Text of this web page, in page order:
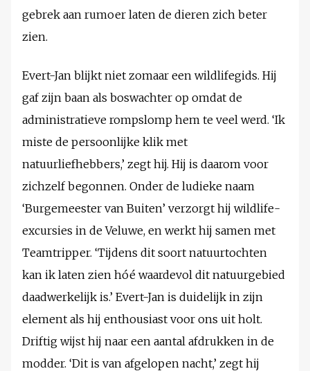
gebrek aan rumoer laten de dieren zich beter
zien.
Evert-Jan blijkt niet zomaar een wildlifegids. Hij
gaf zijn baan als boswachter op omdat de
administratieve rompslomp hem te veel werd. ‘Ik
miste de persoonlijke klik met
natuurliefhebbers,’ zegt hij. Hij is daarom voor
zichzelf begonnen. Onder de ludieke naam
‘Burgemeester van Buiten’ verzorgt hij wildlife-
excursies in de Veluwe, en werkt hij samen met
Teamtripper. ‘Tijdens dit soort natuurtochten
kan ik laten zien hóé waardevol dit natuurgebied
daadwerkelijk is.’ Evert-Jan is duidelijk in zijn
element als hij enthousiast voor ons uit holt.
Driftig wijst hij naar een aantal afdrukken in de
modder. ‘Dit is van afgelopen nacht,’ zegt hij